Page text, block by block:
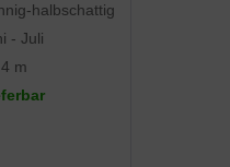
halbschattig
- Juli
m